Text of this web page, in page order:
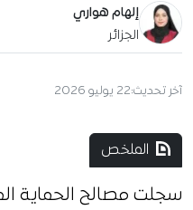
إلهام هواري
الجزائر
آخر تحديث:22 يوليو 2026
الملخص
سجلت مصالح الحماية